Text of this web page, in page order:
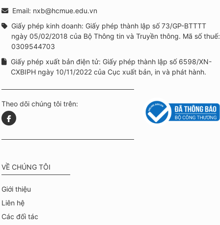
Email: nxb@hcmue.edu.vn
Giấy phép kinh doanh: Giấy phép thành lập số 73/GP-BTTTT
ngày 05/02/2018 của Bộ Thông tin và Truyền thông. Mã số thuế:
0309544703
Giấy phép xuất bản điện tử: Giấy phép thành lập số 6598/XN-
CXBIPH ngày 10/11/2022 của Cục xuất bản, in và phát hành.
Theo dõi chúng tôi trên:
VỀ CHÚNG TÔI
Giới thiệu
Liên hệ
Các đối tác